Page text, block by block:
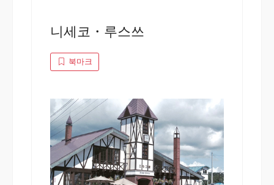
니세코・루스쓰
북마크